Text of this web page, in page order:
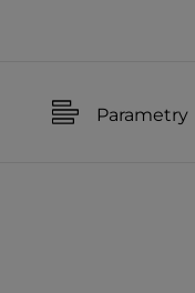
Parametry